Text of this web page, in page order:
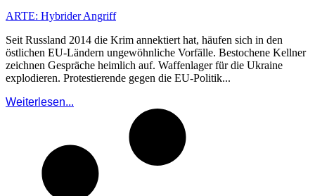
ARTE: Hybrider Angriff
Seit Russland 2014 die Krim annektiert hat, häufen sich in den
östlichen EU-Ländern ungewöhnliche Vorfälle. Bestochene Kellner
zeichnen Gespräche heimlich auf. Waffenlager für die Ukraine
explodieren. Protestierende gegen die EU-Politik...
Weiterlesen...